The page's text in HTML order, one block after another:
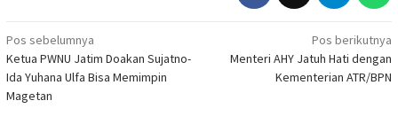
Navigasi
pos
Pos sebelumnya
Ketua PWNU Jatim Doakan Sujatno-
Ida Yuhana Ulfa Bisa Memimpin
Magetan
Pos berikutnya
Menteri AHY Jatuh Hati dengan
Kementerian ATR/BPN